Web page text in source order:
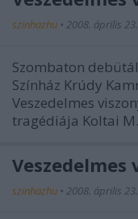
szinhazhu • 2008. április 23.
Szombaton
Színház Krúdy
Veszedelmes
tragédiája Koltai
Veszedelmes
szinhazhu • 2008. április 23.